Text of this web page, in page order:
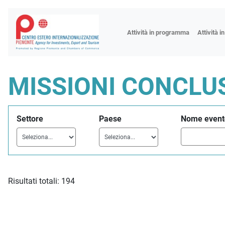
Attività in programma Attività
Fiere
Focus
Progetto
MISSIONI
Settore Paese Nome
Risultati totali: 194